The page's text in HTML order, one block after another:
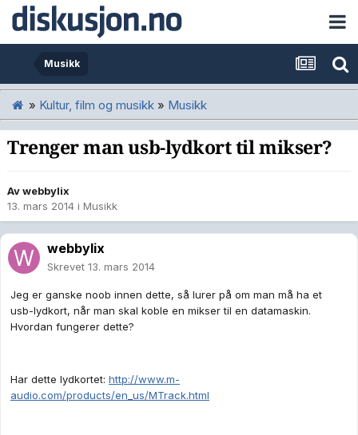
Musikk
» Kultur, film og musikk » Musikk
Trenger man usb-lydkort til mikser?
Avwebbylix
13. mars 2014 i Musikk
webbylix
Skrevet 13. mars 2014
Jeg er ganske noob innen dette, så lurer på om man må ha et
usb-lydkort, når man skal koble en mikser til en datamaskin.
Hvordan fungerer dette?
Har dette lydkortet: http://www.m-
audio.com/products/en_us/MTrack.html